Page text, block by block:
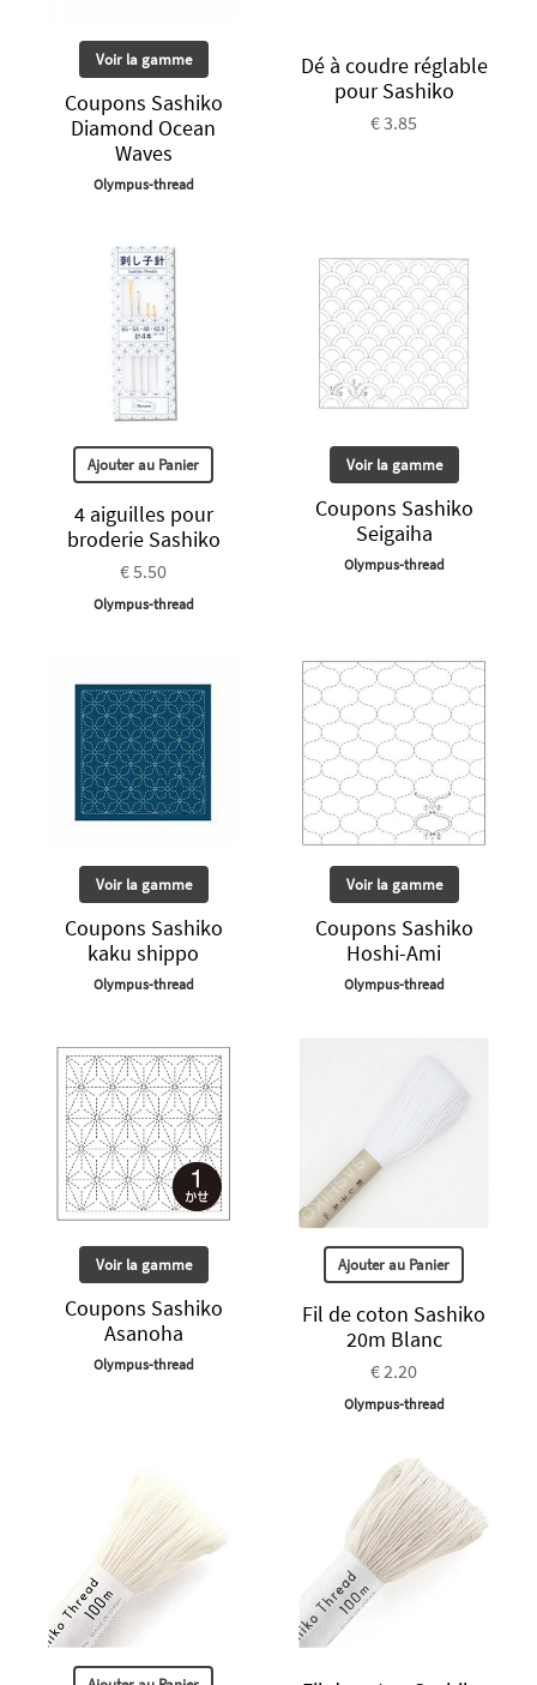
Voir la gamme
Coupons Sashiko
Diamond Ocean
Waves
Olympus-thread
Dé à coudre réglable
pour Sashiko
€ 3.85
Ajouter au Panier
4 aiguilles pour
broderie Sashiko
€ 5.50
Olympus-thread
Voir la gamme
Coupons Sashiko
Seigaiha
Olympus-thread
Voir la gamme
Coupons Sashiko
kaku shippo
Olympus-thread
Voir la gamme
Coupons Sashiko
Hoshi-Ami
Olympus-thread
Voir la gamme
Coupons Sashiko
Asanoha
Olympus-thread
Ajouter au Panier
Fil de coton Sashiko
20m Blanc
€ 2.20
Olympus-thread